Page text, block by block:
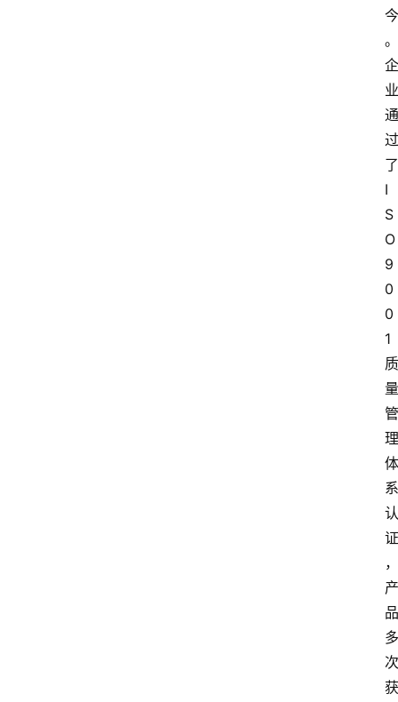
今
。
企
业
通
过
了
I
S
O
9
0
0
1
质
量
管
理
体
系
认
证
，
产
品
多
次
获